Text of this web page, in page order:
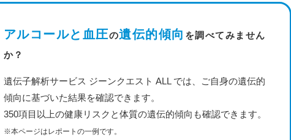
アルコールと血圧の遺伝的傾向 を調べてみません
か？
遺伝子解析サービス ジーンクエスト ALL では、ご自身の遺伝的
傾向に基づいた結果を確認できます。
350項目以上の健康リスクと体質の遺伝的傾向も確認できます。
※本ページはレポートの一例です。